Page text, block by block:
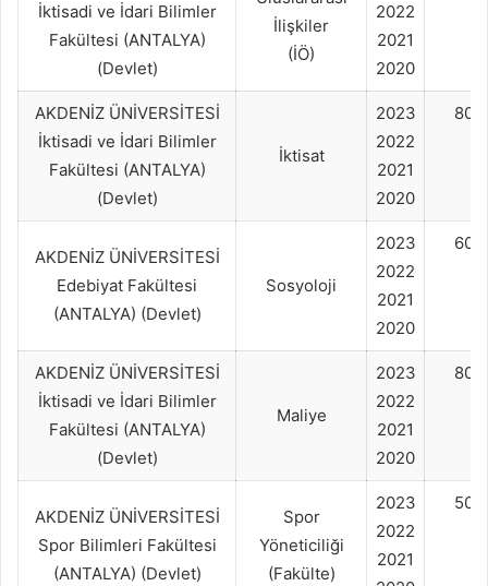
İktisadi ve İdari Bilimler
Fakültesi (ANTALYA)
(Devlet)
İlişkiler
(İÖ)
2022
2021
2020
AKDENİZ ÜNİVERSİTESİ
İktisadi ve İdari Bilimler
Fakültesi (ANTALYA)
(Devlet)
İktisat
2023
2022
2021
2020
AKDENİZ ÜNİVERSİTESİ
Edebiyat Fakültesi
(ANTALYA) (Devlet)
Sosyoloji
2023
2022
2021
2020
AKDENİZ ÜNİVERSİTESİ
İktisadi ve İdari Bilimler
Fakültesi (ANTALYA)
(Devlet)
Maliye
2023
2022
2021
2020
AKDENİZ ÜNİVERSİTESİ
Spor Bilimleri Fakültesi
(ANTALYA) (Devlet)
Spor
Yöneticiliği
(Fakülte)
2023
2022
2021